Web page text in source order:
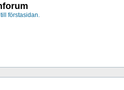
förstasidan.